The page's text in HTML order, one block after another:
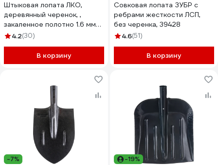
Штыковая лопата ЛКО,
деревянный черенок, ,
закаленное полотно 1.6 мм
ЗУБР 39570
4.2(30)
В корзину
Совковая лопата ЗУБР с
ребрами жесткости ЛСП,
без черенка, 39428
4.6(51)
В корзину
-7% -19%